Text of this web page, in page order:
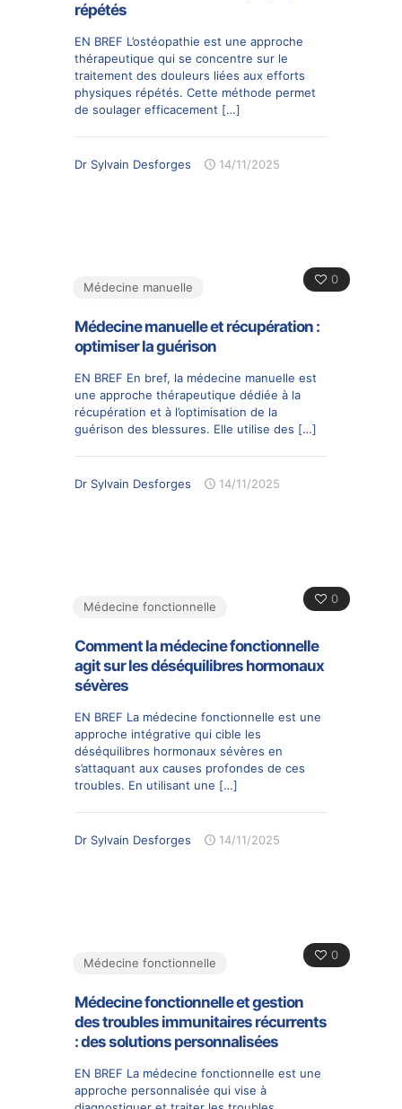
répétés
EN BREF L’ostéopathie est une approche
thérapeutique qui se concentre sur le
traitement des douleurs liées aux efforts
physiques répétés. Cette méthode permet
de soulager efficacement […]
Dr Sylvain Desforges 14/11/2025
0
Médecine manuelle
Médecine manuelle et récupération :
optimiser la guérison
EN BREF En bref, la médecine manuelle est
une approche thérapeutique dédiée à la
récupération et à l’optimisation de la
guérison des blessures. Elle utilise des […]
Dr Sylvain Desforges 14/11/2025
0
Médecine fonctionnelle
Comment la médecine fonctionnelle
agit sur les déséquilibres hormonaux
sévères
EN BREF La médecine fonctionnelle est une
approche intégrative qui cible les
déséquilibres hormonaux sévères en
s’attaquant aux causes profondes de ces
troubles. En utilisant une […]
Dr Sylvain Desforges 14/11/2025
0
Médecine fonctionnelle
Médecine fonctionnelle et gestion
des troubles immunitaires récurrents
: des solutions personnalisées
EN BREF La médecine fonctionnelle est une
approche personnalisée qui vise à